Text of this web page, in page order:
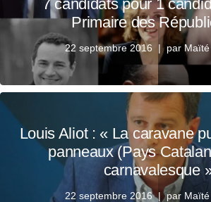
7 candidats pour 1
Primaire des
22 septembre 2016 par
Louis Aliot : « La caravane
panneaux (Pays
carnavalesque
22 septembre 2016 par